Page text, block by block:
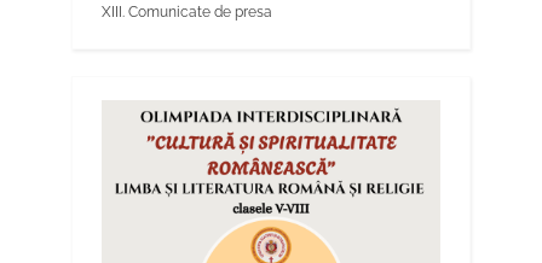
XIII. Comunicate de presa